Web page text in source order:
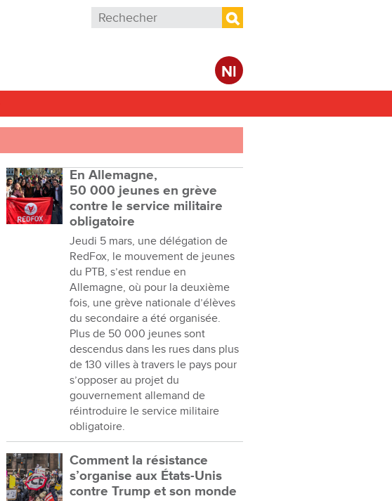
Formulaire de recherche
Rechercher
Nl
En Allemagne,
50 000 jeunes en grève
contre le service militaire
obligatoire
Jeudi 5 mars, une délégation de
RedFox, le mouvement de jeunes
du PTB, s’est rendue en
Allemagne, où pour la deuxième
fois, une grève nationale d’élèves
du secondaire a été organisée.
Plus de 50 000 jeunes sont
descendus dans les rues dans plus
de 130 villes à travers le pays pour
s’opposer au projet du
gouvernement allemand de
réintroduire le service militaire
obligatoire.
Comment la résistance
s’organise aux États-Unis
contre Trump et son monde